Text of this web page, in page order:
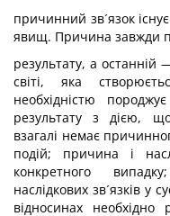
причинний зв´язок
явищ. Причина завжди
результату, а останній
світі, яка
необхідністю
результату з дією,
взагалі немає
подій; причина і
конкретного
наслідкових зв´язків у
відносинах необхідно